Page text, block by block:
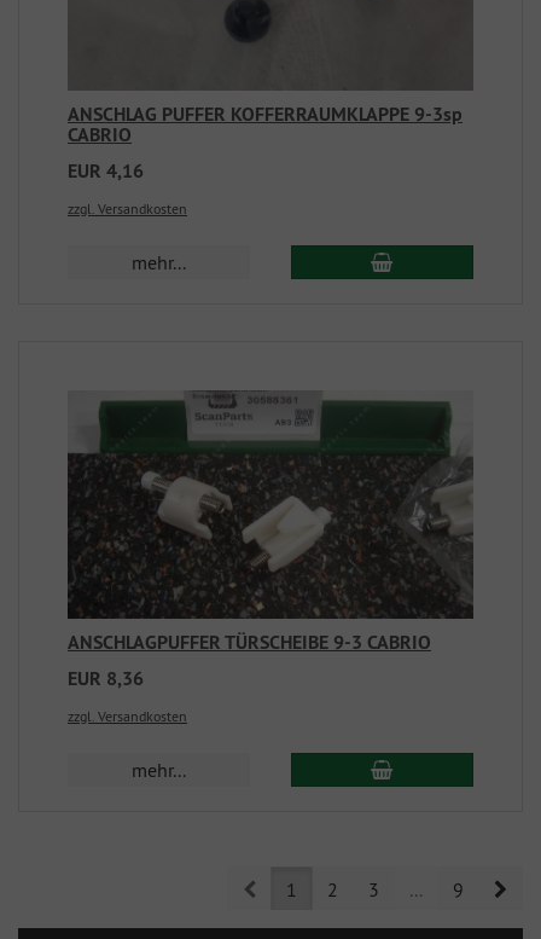
ANSCHLAG PUFFER KOFFERRAUMKLAPPE 9-3sp
CABRIO
EUR 4,16
zzgl. Versandkosten
mehr...
ANSCHLAGPUFFER TÜRSCHEIBE 9-3 CABRIO
EUR 8,36
zzgl. Versandkosten
mehr...
Prev1 2 3 ... 9